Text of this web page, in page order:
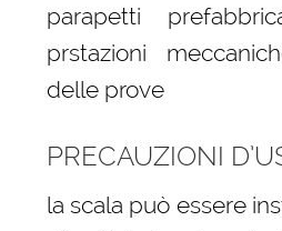
parapetti
prstazioni
delle prove
PRECAUZIONI
la scala può essere